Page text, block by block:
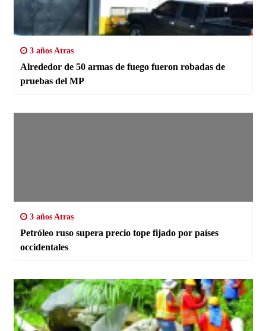
3 años Atras
Alrededor de 50 armas de fuego fueron robadas de
pruebas del MP
3 años Atras
Petróleo ruso supera precio tope fijado por países
occidentales